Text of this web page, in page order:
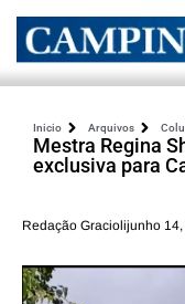
Inicio Arquivos
Mestra Regina
exclusiva para
Redação Graciolijunho 14,